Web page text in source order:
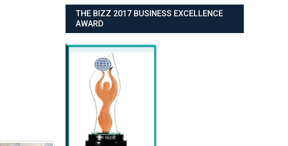
THE BIZZ 2017 BUSINESS EXCELLENCE
AWARD